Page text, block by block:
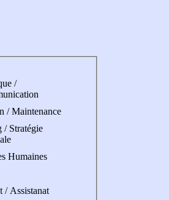
/
/ Maintenance
/ Stratégie
Humaines
/ Assistanat